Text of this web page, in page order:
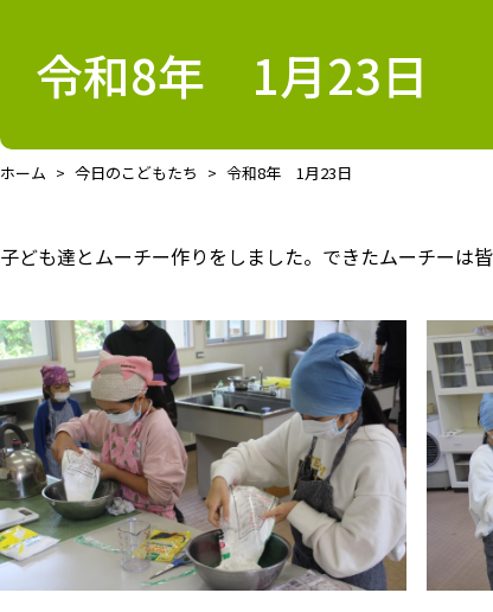
令和8年 1月23日
ホーム 今日のこどもたち 令和8年 1月23日
子ども達とムーチー作りをしました。できたムーチーは